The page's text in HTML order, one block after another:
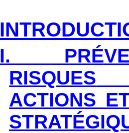
I. PRÉ
RISQUES
ACTIONS